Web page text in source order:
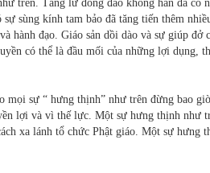
trên. Tăng lữ đông đảo không hẳn đã có
sùng kính tam bảo đã tăng tiến thêm
hành đạo. Giáo sản dồi dào và sự giúp đở
có thể là đầu mối của những lợi dụng,
mọi sự “ hưng thịnh” như trên đừng bao
lợi và vì thế lực. Một sự hưng thịnh như
xa lánh tổ chức Phật giáo. Một sự hưng